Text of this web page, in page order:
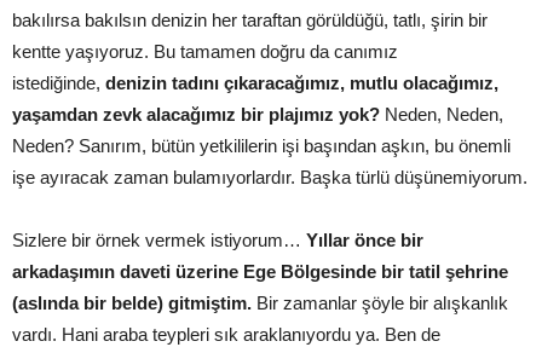
bakılırsa bakılsın denizin her taraftan görüldüğü, tatlı, şirin bir
kentte yaşıyoruz. Bu tamamen doğru da canımız
istediğinde, denizin tadını çıkaracağımız, mutlu olacağımız,
yaşamdan zevk alacağımız bir plajımız yok? Neden, Neden,
Neden? Sanırım, bütün yetkililerin işi başından aşkın, bu önemli
işe ayıracak zaman bulamıyorlardır. Başka türlü düşünemiyorum.
Sizlere bir örnek vermek istiyorum… Yıllar önce bir
arkadaşımın daveti üzerine Ege Bölgesinde bir tatil şehrine
(aslında bir belde) gitmiştim. Bir zamanlar şöyle bir alışkanlık
vardı. Hani araba teypleri sık araklanıyordu ya. Ben de